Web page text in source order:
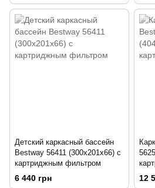
Детский каркасный бассейн
Bestway 56411 (300x201x66) с
картриджным фильтром
6 440 грн 12